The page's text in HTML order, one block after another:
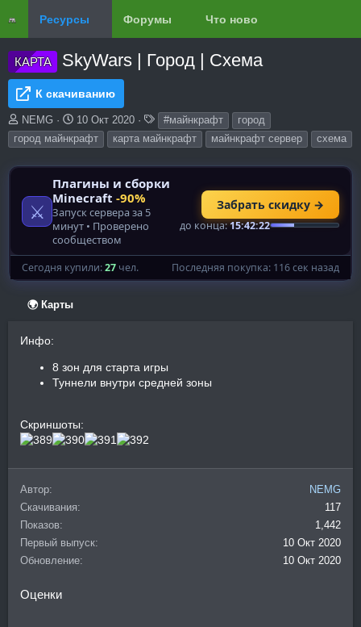
Ресурсы Форумы Что нового?
КАРТА SkyWars | Город | Схема
К скачиванию
А
в
т
NEMG
Д
а
т
о
з
д
а
и
я
10 Окт 2020
е
г
#майнкрафт
город
город майнкрафт
карта майнкрафт майнкрафт сервер схема
🌍 Карты
Инфо:
8 зон для старта игры
Туннели внутри средней зоны
Скриншоты:
Автор
NEMG
Скачивания
117
Показов
1,442
Первый выпуск
10 Окт 2020
Обновление
10 Окт 2020
Оценки